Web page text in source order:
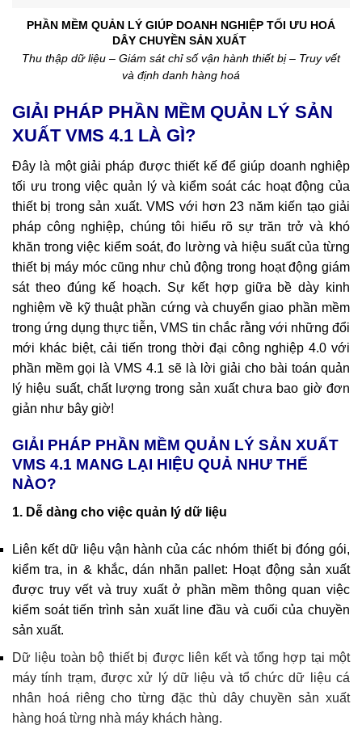
PHẦN MỀM QUẢN LÝ GIÚP DOANH NGHIỆP TỐI ƯU HOÁ
DÂY CHUYỀN SẢN XUẤT
Thu thập dữ liệu – Giám sát chỉ số vận hành thiết bị – Truy vết
và định danh hàng hoá
GIẢI PHÁP PHẦN MỀM QUẢN LÝ SẢN
XUẤT VMS 4.1 LÀ GÌ?
Đây là một giải pháp được thiết kế để giúp doanh nghiệp
tối ưu trong việc quản lý và kiểm soát các hoạt động của
thiết bị trong sản xuất. VMS với hơn 23 năm kiến tạo giải
pháp công nghiệp, chúng tôi hiểu rõ sự trăn trở và khó
khăn trong việc kiểm soát, đo lường và hiệu suất của từng
thiết bị máy móc cũng như chủ động trong hoạt động giám
sát theo đúng kế hoạch. Sự kết hợp giữa bề dày kinh
nghiệm về kỹ thuật phần cứng và chuyển giao phần mềm
trong ứng dụng thực tiễn, VMS tin chắc rằng với những đổi
mới khác biệt, cải tiến trong thời đại công nghiệp 4.0 với
phần mềm gọi là VMS 4.1 sẽ là lời giải cho bài toán quản
lý hiệu suất, chất lượng trong sản xuất chưa bao giờ đơn
giản như bây giờ!
GIẢI PHÁP PHẦN MỀM QUẢN LÝ SẢN XUẤT
VMS 4.1 MANG LẠI HIỆU QUẢ NHƯ THẾ
NÀO?
1. Dễ dàng cho việc quản lý dữ liệu
Liên kết dữ liệu vận hành của các nhóm thiết bị đóng gói,
kiểm tra, in & khắc, dán nhãn pallet: Hoạt động sản xuất
được truy vết và truy xuất ở phần mềm thông quan việc
kiểm soát tiến trình sản xuất line đầu và cuối của chuyền
sản xuất.
Dữ liệu toàn bộ thiết bị được liên kết và tổng hợp tại một
máy tính trạm, được xử lý dữ liệu và tổ chức dữ liệu cá
nhân hoá riêng cho từng đặc thù dây chuyền sản xuất
hàng hoá từng nhà máy khách hàng.